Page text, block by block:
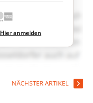
Hier anmelden
NÄCHSTER ARTIKEL